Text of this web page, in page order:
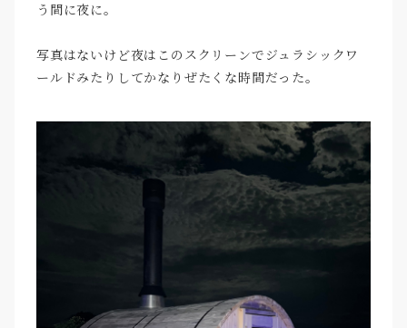
う間に夜に。
写真はないけど夜はこのスクリーンでジュラシックワ
ールドみたりしてかなりぜたくな時間だった。